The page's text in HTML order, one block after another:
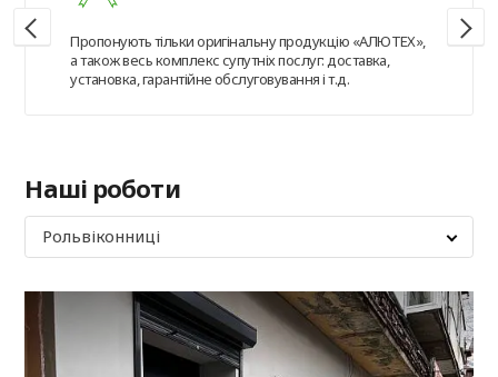
Пропонують тільки оригінальну продукцію «АЛЮТЕХ»,
а також весь комплекс супутніх послуг: доставка,
установка, гарантійне обслуговування і т.д.
Наші роботи
Рольвіконниці